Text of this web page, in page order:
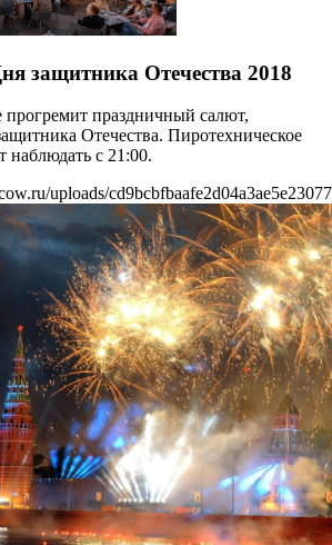
защитника Отечества 2018
прогремит праздничный салют,
Отечества. Пиротехническое
наблюдать с 21:00.
uploads/